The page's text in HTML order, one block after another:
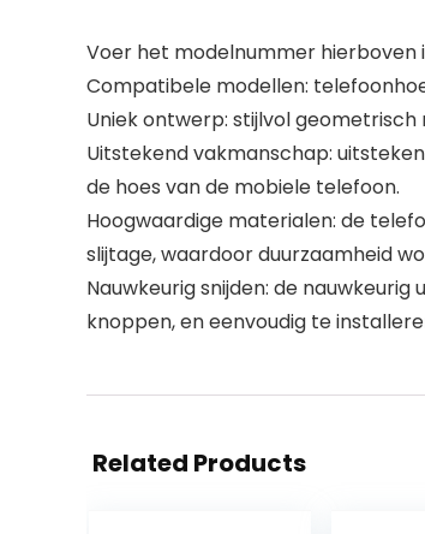
Voer het modelnummer
Compatibele modellen:
Uniek ontwerp: stijlvol
Uitstekend vakmanschap:
de hoes van de mobiele telefoon.
Hoogwaardige materialen: de
slijtage, waardoor duurzaamheid
Nauwkeurig snijden: de
knoppen, en eenvoudig te
Related Products